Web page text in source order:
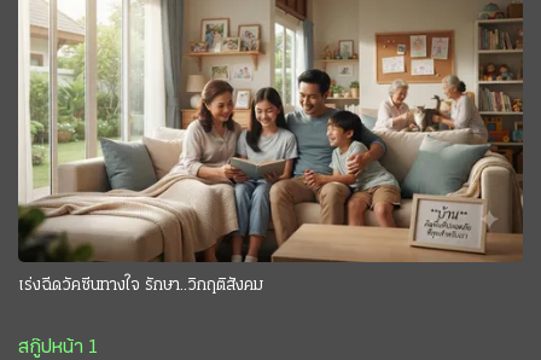
เร่งฉีดวัคซีนทางใจ รักษา..วิกฤติสังคม
สกู๊ปหน้า 1